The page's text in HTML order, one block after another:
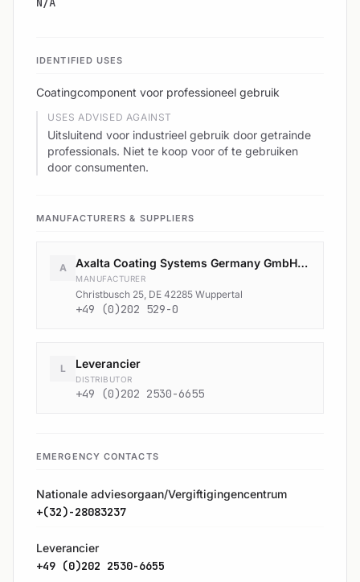
IDENTIFIED USES
Coatingcomponent voor professioneel gebruik
USES ADVISED AGAINST
Uitsluitend voor industrieel gebruik door getrainde
professionals. Niet te koop voor of te gebruiken
door consumenten.
MANUFACTURERS & SUPPLIERS
A Axalta Coating Systems Germany GmbH & Co. KG
MANUFACTURER
Christbusch 25, DE 42285 Wuppertal
+49 (0)202 529-0
L Leverancier
DISTRIBUTOR
+49 (0)202 2530-6655
EMERGENCY CONTACTS
Nationale adviesorgaan/Vergiftigingencentrum
+(32)-28083237
Leverancier
+49 (0)202 2530-6655